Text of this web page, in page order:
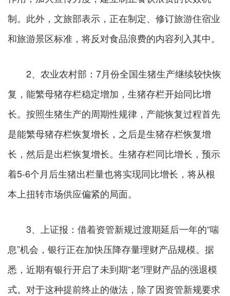
制。此外，文旅部表示，正在制定、修订旅游住宿业
和旅游景区标准，将反对食品浪费的内容列入其中。
2、农业农村部：7月份全国生猪生产继续较快恢
复，能繁母猪存栏稳定增加，生猪存栏开始同比增
长。按照生猪生产的周期性规律，产能恢复过程首先
是能繁母猪存栏恢复增长，之后是生猪存栏恢复增
长，然后是出栏恢复增长。生猪存栏同比增长，预示
着5-6个月后生猪出栏量也将实现同比增长，将从根
本上扭转市场供应偏紧的局面。
3、上证报：借着资管新规过渡期延后一年的“喘
息”机会，银行正在加快压降存量理财产品规模。据
悉，近期有银行开启了未到期“老”理财产品的强退模
式。对于这种提前终止的做法，除了因资管新规要求